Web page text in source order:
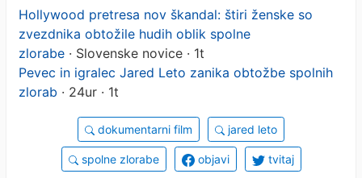
Hollywood pretresa nov škandal: štiri ženske so
zvezdnika obtožile hudih oblik spolne
zlorabe · Slovenske novice · 1t
Pevec in igralec Jared Leto zanika obtožbe spolnih
zlorab · 24ur · 1t
dokumentarni film jared leto
spolne zlorabe objavi tvitaj